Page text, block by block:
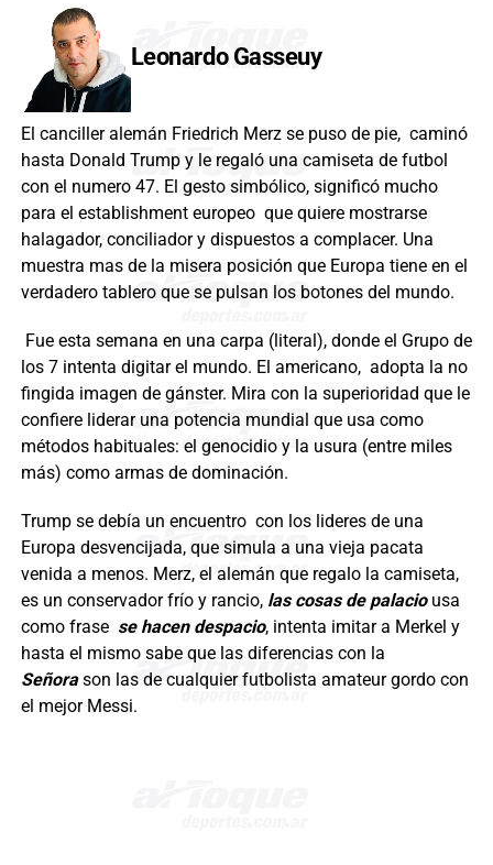
Leonardo Gasseuy
El canciller alemán Friedrich Merz se puso de pie, caminó
hasta Donald Trump y le regaló una camiseta de futbol
con el numero 47. El gesto simbólico, significó mucho
para el establishment europeo que quiere mostrarse
halagador, conciliador y dispuestos a complacer. Una
muestra mas de la misera posición que Europa tiene en el
verdadero tablero que se pulsan los botones del mundo.
Fue esta semana en una carpa (literal), donde el Grupo de
los 7 intenta digitar el mundo. El americano, adopta la no
fingida imagen de gánster. Mira con la superioridad que le
confiere liderar una potencia mundial que usa como
métodos habituales: el genocidio y la usura (entre miles
más) como armas de dominación.
Trump se debía un encuentro con los lideres de una
Europa desvencijada, que simula a una vieja pacata
venida a menos. Merz, el alemán que regalo la camiseta,
es un conservador frío y rancio, las cosas de palaciousa
como frase se hacen despacio, intenta imitar a Merkel y
hasta el mismo sabe que las diferencias con la
Señorason las de cualquier futbolista amateur gordo con
el mejor Messi.